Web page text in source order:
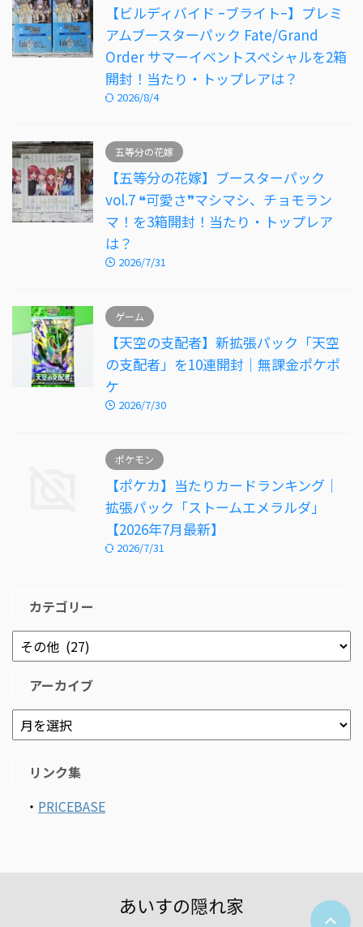
【ビルディバイド ｰブライトｰ】プレミ
アムブースターパック Fate/Grand
Order サマーイベントスペシャルを2箱
開封！当たり・トップレアは？
2026/8/4
五等分の花嫁
【五等分の花嫁】ブースターパック
vol.7 ❝可愛さ❞マシマシ、チョモラン
マ！を3箱開封！当たり・トップレア
は？
2026/7/31
ゲーム
【天空の支配者】新拡張パック「天空
の支配者」を10連開封｜無課金ポケポ
ケ
2026/7/30
ポケモン
【ポケカ】当たりカードランキング｜
拡張パック「ストームエメラルダ」
【2026年7月最新】
2026/7/31
カテゴリー
アーカイブ
リンク集
・ PRICEBASE
あいすの隠れ家